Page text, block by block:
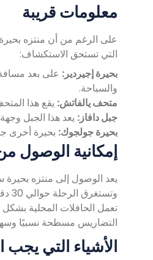
معلومات قريبة
على الرغم من أن منتزه بحيرة
التي تستحق الاستكشاف:
بحيرة إجيردير: على بعد مسافة
والسباحة.
متحف يالفاتش: يقع هذا
جبل دافاز: يعد هذا الجبل
بحيرة جولجوك: بحيرة أخرى جميلة،
إمكانية الوصول
يعد الوصول إلى منتزه
تعمل الحافلات المحلية
التضاريس مسطحة نسبيًا وسهلة
الأشياء التي يجب